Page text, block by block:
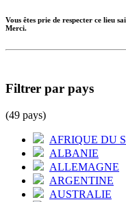
Vous êtes prie de respecter ce lieu
Merci.
Filtrer par pays
(49 pays)
AFRIQUE DU
ALBANIE
ALLEMAGNE
ARGENTINE
AUSTRALIE